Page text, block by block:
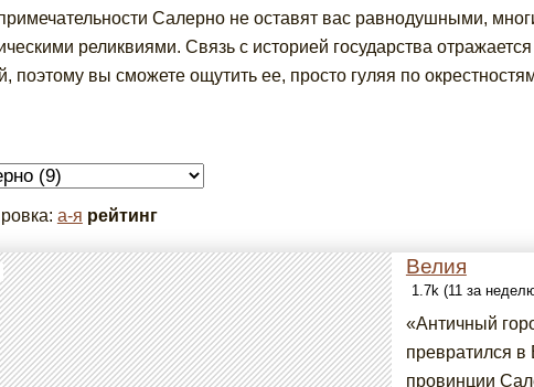
Салерно не оставят вас равнодушными,
реликвиями. Связь с историей государства
поэтому вы сможете ощутить ее, просто гуляя по
а-я рейтинг
Велия
1.7k (11 за
«Античный
превратился
провинции